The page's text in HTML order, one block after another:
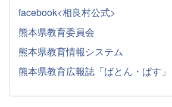
facebook<相良村公式>
熊本県教育委員会
熊本県教育情報システム
熊本県教育広報誌「ばとん・ぱす」